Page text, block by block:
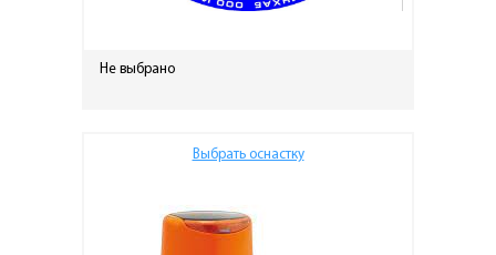
Не выбрано
Выбрать оснастку